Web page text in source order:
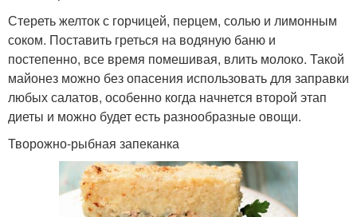
Стереть желток с горчицей, перцем, солью и лимонным
соком. Поставить греться на водяную баню и
постепенно, все время помешивая, влить молоко. Такой
майонез можно без опасения использовать для заправки
любых салатов, особенно когда начнется второй этап
диеты и можно будет есть разнообразные овощи.
Творожно-рыбная запеканка